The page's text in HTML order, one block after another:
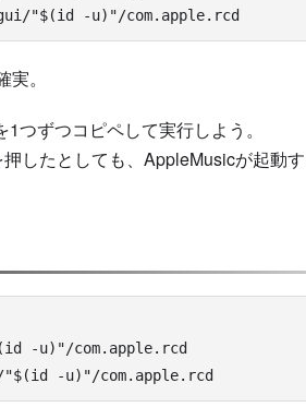
"$(id -u)"/com.apple.rcd
。
1つずつコピペして実行しよう。
したとしても、AppleMusicが起動
-u)"/com.apple.rcd
-u)"/com.apple.rcd